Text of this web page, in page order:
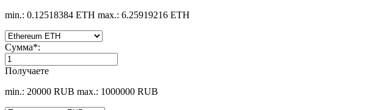
min.: 0.12518384 ETH max.: 6.25919216 ETH
Сумма*:
Получаете
min.: 20000 RUB max.: 1000000 RUB